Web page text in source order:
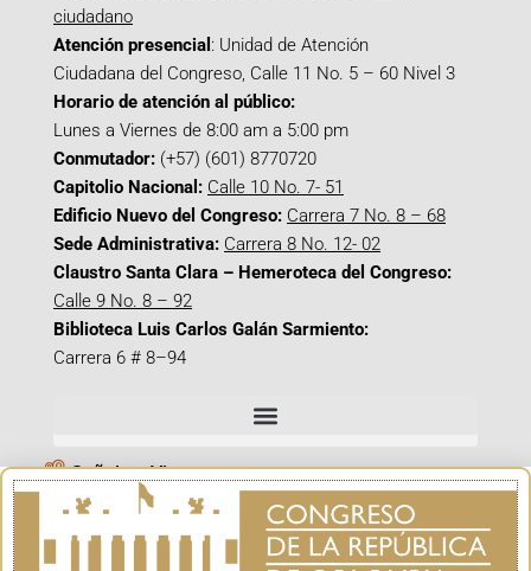
ciudadano
Atención presencial : Unidad de Atención
Ciudadana del Congreso, Calle 11 No. 5 – 60 Nivel 3
Horario de atención al público:
Lunes a Viernes de 8:00 am a 5:00 pm
Conmutador: (+57) (601) 8770720
Capitolio Nacional: Calle 10 No. 7- 51
Edificio Nuevo del Congreso: Carrera 7 No. 8 – 68
Sede Administrativa: Carrera 8 No. 12- 02
Claustro Santa Clara – Hemeroteca del Congreso:
Calle 9 No. 8 – 92
Biblioteca Luis Carlos Galán Sarmiento:
Carrera 6 # 8–94
Señal en Vivo
Facebook_@CamaraColombia
Instagram_@CamaraColombia